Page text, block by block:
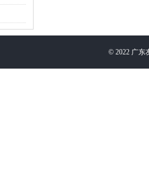
© 2022 广东